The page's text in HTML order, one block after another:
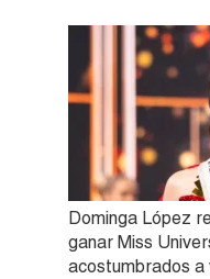
Dominga López
ganar Miss
acostumbrados